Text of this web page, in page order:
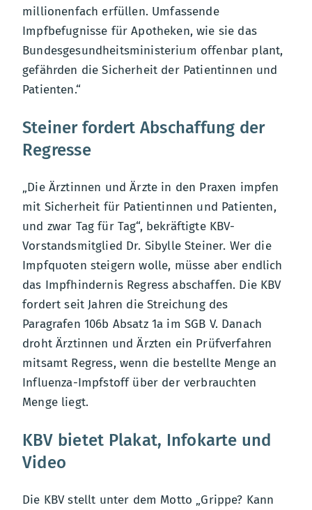
millionenfach erfüllen. Umfassende
Impfbefugnisse für Apotheken, wie sie das
Bundesgesundheitsministerium offenbar plant,
gefährden die Sicherheit der Patientinnen und
Patienten.“
Steiner fordert Abschaffung der
Regresse
„Die Ärztinnen und Ärzte in den Praxen impfen
mit Sicherheit für Patientinnen und Patienten,
und zwar Tag für Tag“, bekräftigte KBV-
Vorstandsmitglied Dr. Sibylle Steiner. Wer die
Impfquoten steigern wolle, müsse aber endlich
das Impfhindernis Regress abschaffen. Die KBV
fordert seit Jahren die Streichung des
Paragrafen 106b Absatz 1a im SGB V. Danach
droht Ärztinnen und Ärzten ein Prüfverfahren
mitsamt Regress, wenn die bestellte Menge an
Influenza-Impfstoff über der verbrauchten
Menge liegt.
KBV bietet Plakat, Infokarte und
Video
Die KBV stellt unter dem Motto „Grippe? Kann